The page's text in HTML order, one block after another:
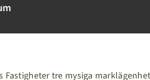
Fastigheter tre mysiga